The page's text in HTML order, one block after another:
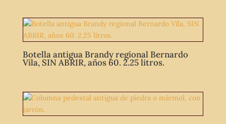
Botella antigua Brandy regional Bernardo
Vila, SIN ABRIR, años 60. 2.25 litros.